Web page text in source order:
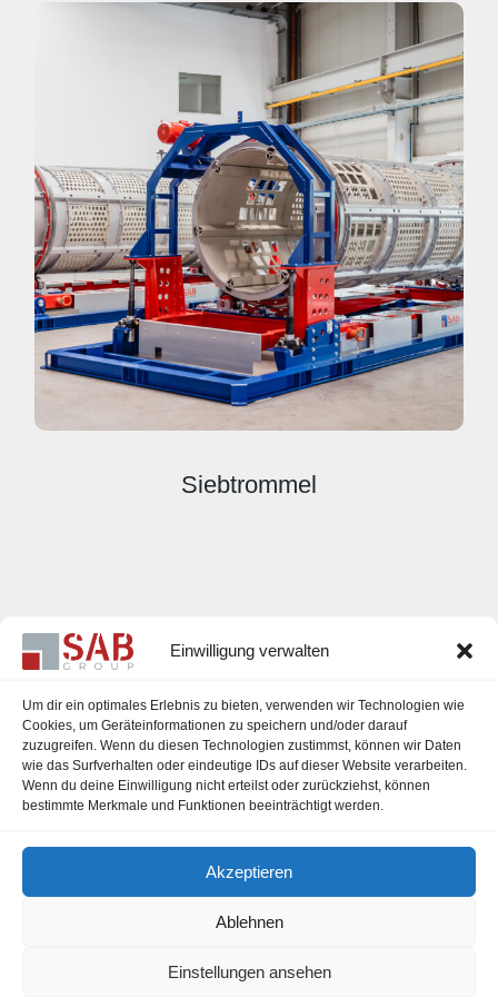
Einwilligung verwalten
Um dir ein optimales Erlebnis zu bieten, verwenden wir Technologien wie
Cookies, um Geräteinformationen zu speichern und/oder darauf
zuzugreifen. Wenn du diesen Technologien zustimmst, können wir Daten
wie das Surfverhalten oder eindeutige IDs auf dieser Website verarbeiten.
Wenn du deine Einwilligung nicht erteilst oder zurückziehst, können
bestimmte Merkmale und Funktionen beeinträchtigt werden.
Akzeptieren
Ablehnen
Einstellungen ansehen
Siebtrommel
Karriere
Impressum
Datenschutzerklärung
Cookie-Richtlinie (EU)
office@sab-group.com